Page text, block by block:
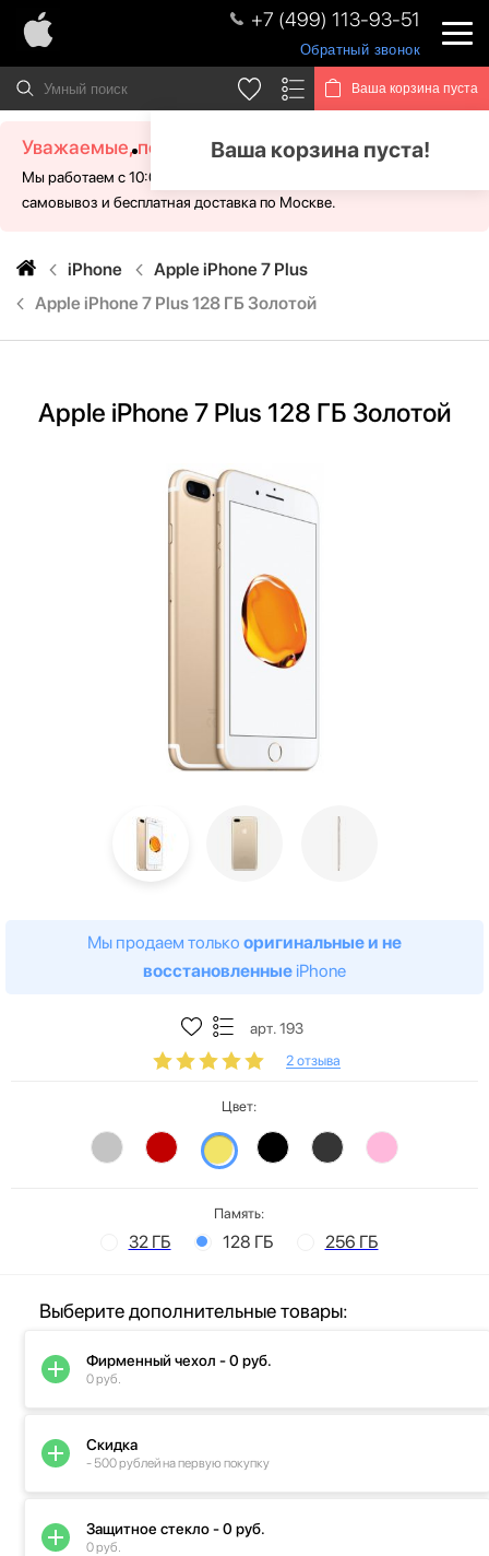
+7 (499) 113-93-51
Обратный звонок
Ваша корзина пуста
Ваша корзина пуста!
Уважаемые, посетители!
Мы работаем с 10:00 - 21:00 без выходных. Для Вас доступен
самовывоз и бесплатная доставка по Москве.
iPhone
Apple iPhone 7 Plus
Apple iPhone 7 Plus 128 ГБ Золотой
Apple iPhone 7 Plus 128 ГБ Золотой
Мы продаем только оригинальные и не
восстановленные iPhone
арт. 193
2 отзыва
Цвет:
Память:
32 ГБ 128 ГБ 256 ГБ
Выберите дополнительные товары:
Фирменный чехол - 0 руб.
0 руб.
Скидка
- 500 рублей на первую покупку
Защитное стекло - 0 руб.
0 руб.